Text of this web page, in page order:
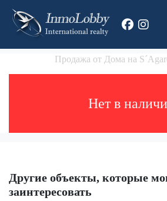
Продажа от Домa на
Hет в
Другие объекты, которые
заинтересовать